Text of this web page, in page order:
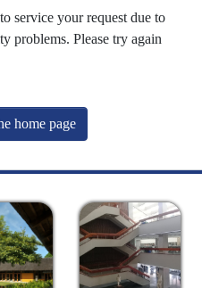
service your request due to
problems. Please try again
home page